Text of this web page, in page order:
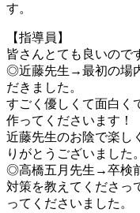
す。
【指導員】
皆さんとても良いので
◎近藤先生→最初の場
だきました。
すごく優しくて面白く
作ってくださいます！
近藤先生のお陰で楽し
りがとうございました。
◎高橋五月先生→卒検
対策を教えてくださっ
ってくださいました。